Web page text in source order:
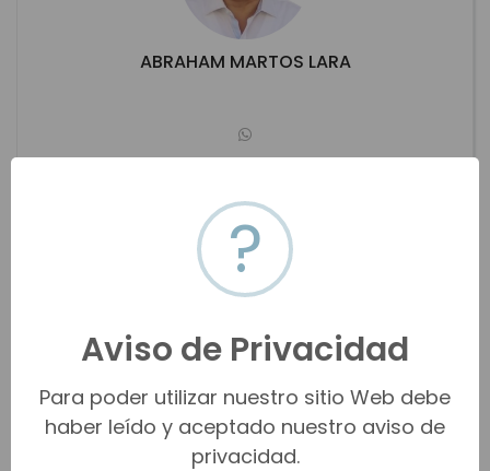
ABRAHAM MARTOS LARA
(662) 113-0436
San Carlos
?
Aviso de Privacidad
Para poder utilizar nuestro sitio Web debe
haber leído y aceptado nuestro aviso de
privacidad.